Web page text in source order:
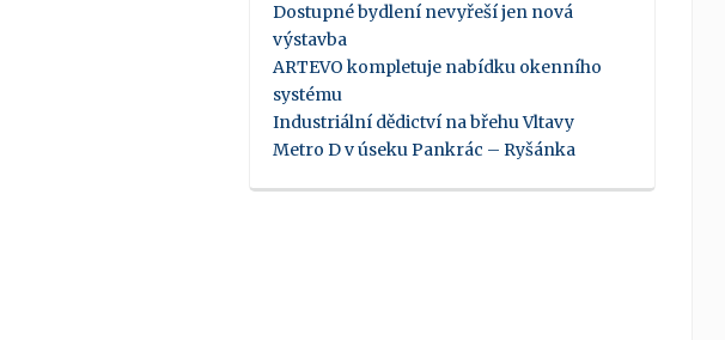
Dostupné bydlení nevyřeší jen nová
výstavba
ARTEVO kompletuje nabídku okenního
systému
Industriální dědictví na břehu Vltavy
Metro D v úseku Pankrác – Ryšánka